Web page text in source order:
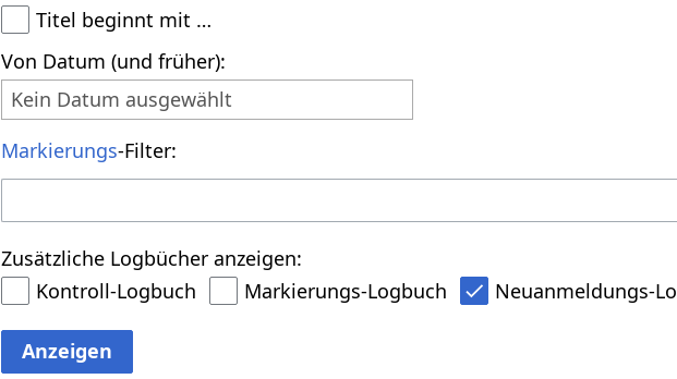
Titel beginnt mit …
Von Datum (und früher):
Kein Datum ausgewählt
Markierungs-Filter:
Zusätzliche Logbücher anzeigen:
Kontroll-Logbuch
Markierungs-Logbuch Neuanmeldungs-
Anzeigen